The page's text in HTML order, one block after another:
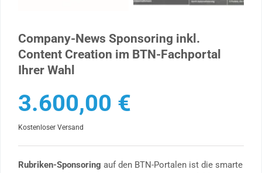
Company-News Sponsoring inkl.
Content Creation im BTN-Fachportal
Ihrer Wahl
3.600,00 €
Kostenloser Versand
Rubriken-Sponsoring auf den BTN-Portalen ist die smarte